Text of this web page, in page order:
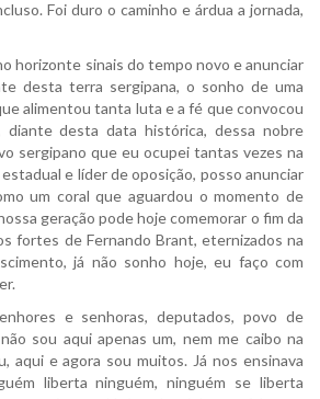
Foi duro o caminho e árdua a jornada,
horizonte sinais do tempo novo e anunciar
desta terra sergipana, o sonho de uma
alimentou tanta luta e a fé que convocou
desta data histórica, dessa nobre
sergipano que eu ocupei tantas vezes na
e líder de oposição, posso anunciar
um coral que aguardou o momento de
geração pode hoje comemorar o fim da
fortes de Fernando Brant, eternizados na
já não sonho hoje, eu faço com
e senhoras, deputados, povo de
sou aqui apenas um, nem me caibo na
aqui e agora sou muitos. Já nos ensinava
liberta ninguém, ninguém se liberta